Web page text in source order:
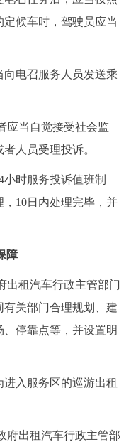
候车时，驾驶员应当
电召服务人员发送乘
当自觉接受社会监
人员受理投诉。
时服务投诉值班制
10日内处理完毕，并
障
租汽车行政主管部门
关部门合理规划、建
停靠点等，并设置明
入服务区的巡游出租
出租汽车行政主管部